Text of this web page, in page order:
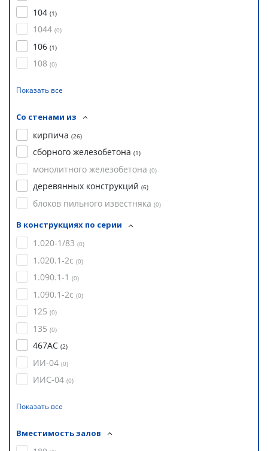
104 (1)
1044 (0)
106 (1)
108 (0)
Показать все
Со стенами из
кирпича (26)
сборного железобетона (1)
монолитного железобетона (0)
деревянных конструкций (6)
блоков пильного известняка (0)
В конструкциях по серии
1.020-1/83 (0)
1.020.1-2с (0)
1.090.1-1 (0)
1.090.1-2с (0)
125 (0)
135 (0)
467АС (2)
ИИ-04 (0)
ИИС-04 (0)
Показать все
Вместимость залов